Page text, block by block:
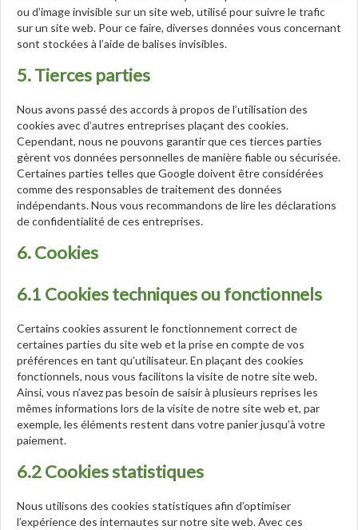
ou d’image invisible sur un site web, utilisé pour suivre le trafic
sur un site web. Pour ce faire, diverses données vous concernant
sont stockées à l’aide de balises invisibles.
5. Tierces parties
Nous avons passé des accords à propos de l’utilisation des
cookies avec d’autres entreprises plaçant des cookies.
Cependant, nous ne pouvons garantir que ces tierces parties
gèrent vos données personnelles de manière fiable ou sécurisée.
Certaines parties telles que Google doivent être considérées
comme des responsables de traitement des données
indépendants. Nous vous recommandons de lire les déclarations
de confidentialité de ces entreprises.
6. Cookies
6.1 Cookies techniques ou fonctionnels
Certains cookies assurent le fonctionnement correct de
certaines parties du site web et la prise en compte de vos
préférences en tant qu’utilisateur. En plaçant des cookies
fonctionnels, nous vous facilitons la visite de notre site web.
Ainsi, vous n’avez pas besoin de saisir à plusieurs reprises les
mêmes informations lors de la visite de notre site web et, par
exemple, les éléments restent dans votre panier jusqu’à votre
paiement.
6.2 Cookies statistiques
Nous utilisons des cookies statistiques afin d’optimiser
l’expérience des internautes sur notre site web. Avec ces